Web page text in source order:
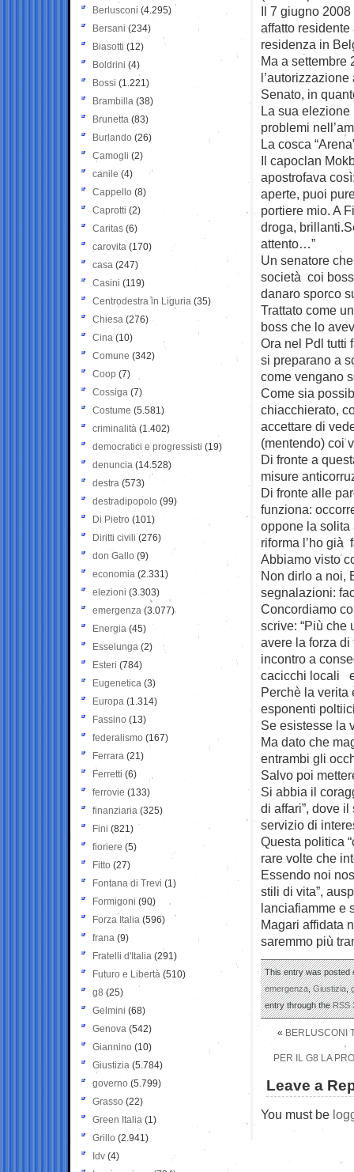
Il 7 giugno
affatto residente
residenza in
Ma a settembre
Senato, in
La sua elezione
problemi
La cosca
Il capoclan
apostrofava
aperte, puoi
portiere mio. A
droga,
attento…”
Un senatore
società coi
danaro sporco
Trattato come
boss che lo
Ora nel Pdl tutti
si preparano a
come vengano
Come sia
chiacchierato,
accettare di
(mentendo) coi
Di fronte a
misure
Di fronte alle
funziona:
oppone la solita
riforma l’ho già
Abbiamo visto
Non dirlo a noi,
segnalazioni:
Concordiamo
scrive: “Più che
avere la forza
incontro a
cacicchi locali
Perchè la verita
esponenti
Se esistesse la
Ma dato che
entrambi gli
Salvo poi
Si abbia il
di affari”, dove
servizio di
Questa politica
rare volte che
Essendo noi
stili di vita”,
lanciafiamme e
Magari affidata
saremmo più
This entry was posted
emergenza,Giustizia,
entry through theRSS
« BERLUSCONI
PER IL G8 LA
Leave a
You must be
Berlusconi (4.295)
Bersani (234)
Biasotti (12)
Boldrini (4)
Bossi (1.221)
Brambilla (38)
Brunetta (83)
Burlando (26)
Camogli (2)
canile (4)
Cappello (8)
Caprotti (2)
Caritas (6)
carovita (170)
casa (247)
Casini (119)
Centrodestra in Liguria (35)
Chiesa (276)
Cina (10)
Comune (342)
Coop (7)
Cossiga (7)
Costume (5.581)
criminalità (1.402)
democratici e progressisti (19)
denuncia (14.528)
destra (573)
destradipopolo (99)
Di Pietro (101)
Diritti civili (276)
don Gallo (9)
economia (2.331)
elezioni (3.303)
emergenza (3.077)
Energia (45)
Esselunga (2)
Esteri (784)
Eugenetica (3)
Europa (1.314)
Fassino (13)
federalismo (167)
Ferrara (21)
Ferretti (6)
ferrovie (133)
finanziaria (325)
Fini (821)
fioriere (5)
Fitto (27)
Fontana di Trevi (1)
Formigoni (90)
Forza Italia (596)
frana (9)
Fratelli d'Italia (291)
Futuro e Libertà (510)
g8 (25)
Gelmini (68)
Genova (542)
Giannino (10)
Giustizia (5.784)
governo (5.799)
Grasso (22)
Green Italia (1)
Grillo (2.941)
Idv (4)